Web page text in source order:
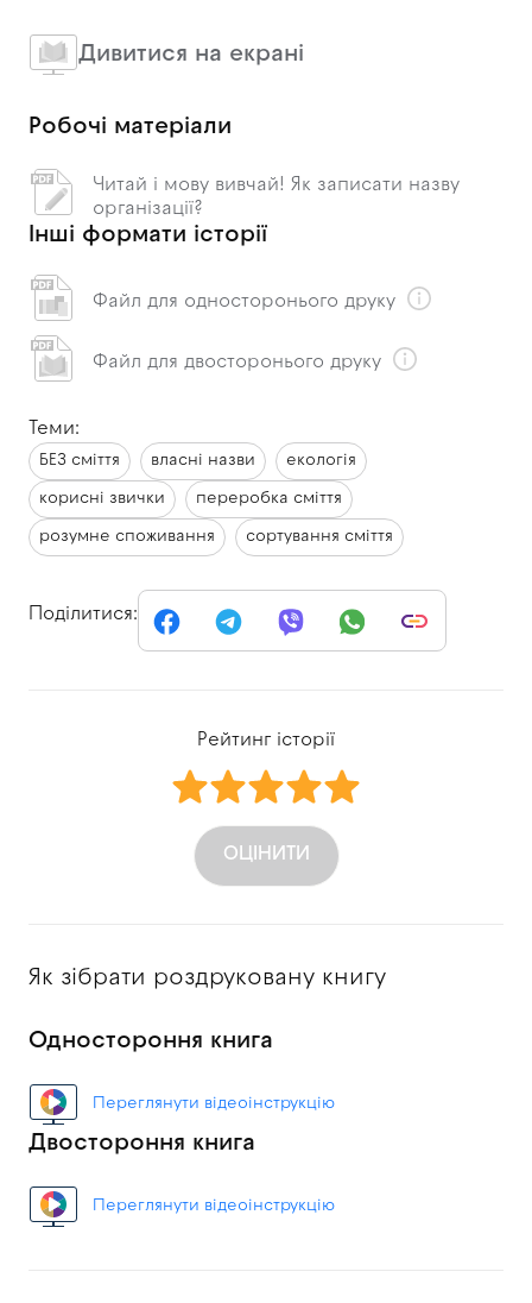
Дивитися на екрані
Робочі матеріали
Читай і мову вивчай! Як записати назву
організації?
Інші формати історії
Файл для односторонього друку
Файл для двосторонього друку
Теми:
БЕЗ сміття власні назви екологія
корисні звички переробка сміття
розумне споживання сортування сміття
Поділитися:
Рейтинг історії
ОЦІНИТИ
Як зібрати роздруковану книгу
Одностороння книга
Переглянути відеоінструкцію
Двостороння книга
Переглянути відеоінструкцію